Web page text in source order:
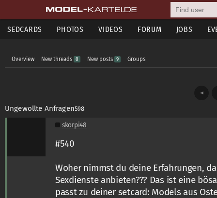
SEDCARDS PHOTOS VIDEOS FORUM JOBS
Overview New threads 0 New posts 9 Groups
◄
Ungewollte Anfragen598
skorpi48
#540
Woher nimmst du deine Erfahrungen,
Sexdienste anbieten??? Das ist eine
passt zu deiner setcard: Models aus